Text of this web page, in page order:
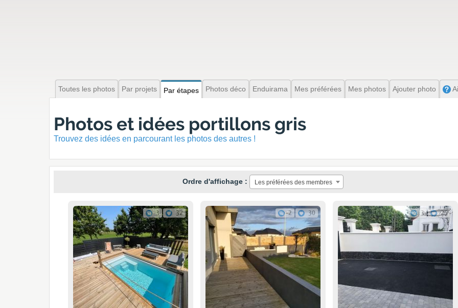
Toutes les photos Par projets Par étapes Photos déco Enduirama Mes préférées Mes photos Ajouter photo
Photos et idées portillons gris
Trouvez des idées en parcourant les photos des autres !
Ordre d'affichage : Les préférées des membres
3 32 2 30 3 25